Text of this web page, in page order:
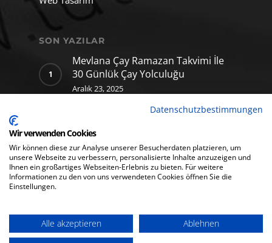
SON YAZILAR
Mevlana Çay Ramazan Takvimi İle
30 Günlük Çay Yolculuğu
Aralık 23, 2025
yapay zekâ klibi
Aralık 11, 2025
© 2026 Tutusmedia GmbH. All rights reserved.
Datenschutzbestimmungen
Wir verwenden Cookies
Wir können diese zur Analyse unserer Besucherdaten platzieren, um
unsere Webseite zu verbessern, personalisierte Inhalte anzuzeigen und
Ihnen ein großartiges Webseiten-Erlebnis zu bieten. Für weitere
Informationen zu den von uns verwendeten Cookies öffnen Sie die
Einstellungen.
Alle akzeptieren
Ablehnen